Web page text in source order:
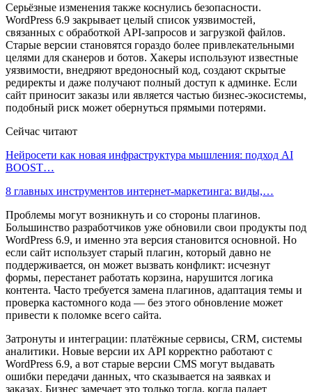
Серьёзные изменения также коснулись безопасности.
WordPress 6.9 закрывает целый список уязвимостей,
связанных с обработкой API-запросов и загрузкой файлов.
Старые версии становятся гораздо более привлекательными
целями для сканеров и ботов. Хакеры используют известные
уязвимости, внедряют вредоносный код, создают скрытые
редиректы и даже получают полный доступ к админке. Если
сайт приносит заказы или является частью бизнес-экосистемы,
подобный риск может обернуться прямыми потерями.
Сейчас читают
Нейросети как новая инфраструктура мышления: подход AI
BOOST…
8 главных инструментов интернет-маркетинга: виды,…
Проблемы могут возникнуть и со стороны плагинов.
Большинство разработчиков уже обновили свои продукты под
WordPress 6.9, и именно эта версия становится основной. Но
если сайт использует старый плагин, который давно не
поддерживается, он может вызвать конфликт: исчезнут
формы, перестанет работать корзина, нарушится логика
контента. Часто требуется замена плагинов, адаптация темы и
проверка кастомного кода — без этого обновление может
привести к поломке всего сайта.
Затронуты и интеграции: платёжные сервисы, CRM, системы
аналитики. Новые версии их API корректно работают с
WordPress 6.9, а вот старые версии CMS могут выдавать
ошибки передачи данных, что сказывается на заявках и
заказах. Бизнес замечает это только тогда, когда падает